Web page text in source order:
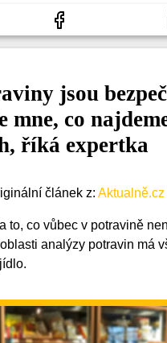
jsou
mne, co
říká expertka
článek z: Aktualně.cz
to, co vůbec v potravině
analýzy potravin má